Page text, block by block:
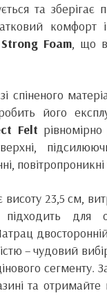
та
комфорт і
Strong Foam, що
зі спіненого
його
Felt
висоту 23,5 см,
для
– чудовий
сегменту.
та